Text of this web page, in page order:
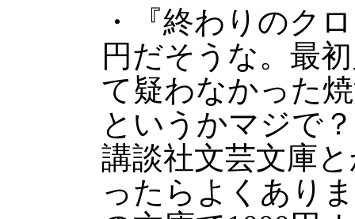
・『終わりのク
円だそうな。最
て疑わなかった
というかマジで
講談社文芸文庫
ったらよくあり